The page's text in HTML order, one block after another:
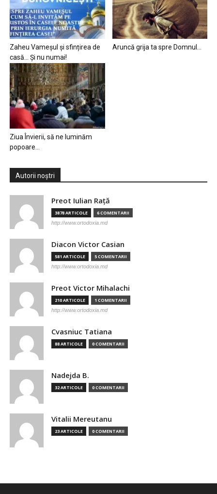
Zaheu Vameșul și sfințirea de
casă… Și nu numai!
Aruncă grija ta spre Domnul…
Ziua Învierii, să ne luminăm
popoare…
Autorii noștri
Preot Iulian Raţă
3878 ARTICOLE 6 COMENTARII
http://www.ortodoxia.md
Diacon Victor Casian
581 ARTICOLE 5 COMENTARII
http://www.ortodoxia.md
Preot Victor Mihalachi
210 ARTICOLE 1 COMENTARII
http://www.ortodoxia.md
Cvasniuc Tatiana
88 ARTICOLE 0 COMENTARII
Nadejda B.
32 ARTICOLE 0 COMENTARII
Vitalii Mereutanu
23 ARTICOLE 0 COMENTARII